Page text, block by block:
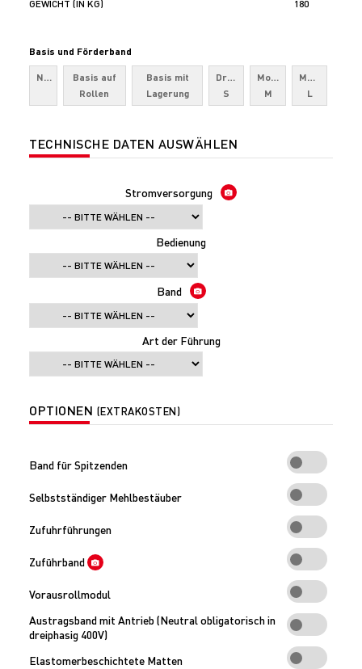
GEWICHT (IN KG) 180
Basis und Förderband
Nein
Basis auf
Rollen
Basis mit
Lagerung
Drivy
S
Moov
M
Moov
L
TECHNISCHE DATEN AUSWÄHLEN
Stromversorgung
Bedienung
Band
Art der Führung
OPTIONEN (EXTRAKOSTEN)
Band für Spitzenden
Selbstständiger Mehlbestäuber
Zufuhrführungen
Zuführband
Vorausrollmodul
Austragsband mit Antrieb (Neutral obligatorisch in
dreiphasig 400V)
Elastomerbeschichtete Matten